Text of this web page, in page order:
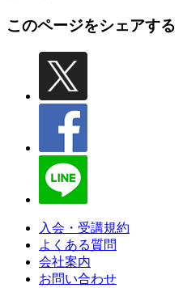
このページをシェアする
入会・受講規約
よくある質問
会社案内
お問い合わせ